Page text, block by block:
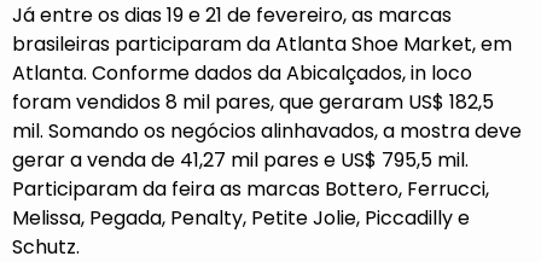
Já entre os dias 19 e 21 de fevereiro, as marcas
brasileiras participaram da Atlanta Shoe Market, em
Atlanta. Conforme dados da Abicalçados, in loco
foram vendidos 8 mil pares, que geraram US$ 182,5
mil. Somando os negócios alinhavados, a mostra deve
gerar a venda de 41,27 mil pares e US$ 795,5 mil.
Participaram da feira as marcas Bottero, Ferrucci,
Melissa, Pegada, Penalty, Petite Jolie, Piccadilly e
Schutz.